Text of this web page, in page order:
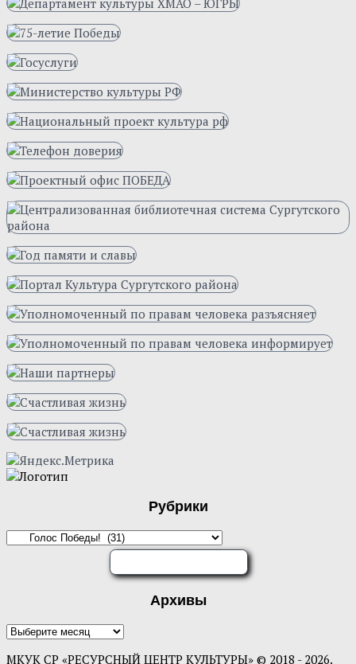
Рубрики
Рубрики
Архивы
Архивы
МКУК СР «РЕСУРСНЫЙ ЦЕНТР КУЛЬТУРЫ» © 2018 - 2026.